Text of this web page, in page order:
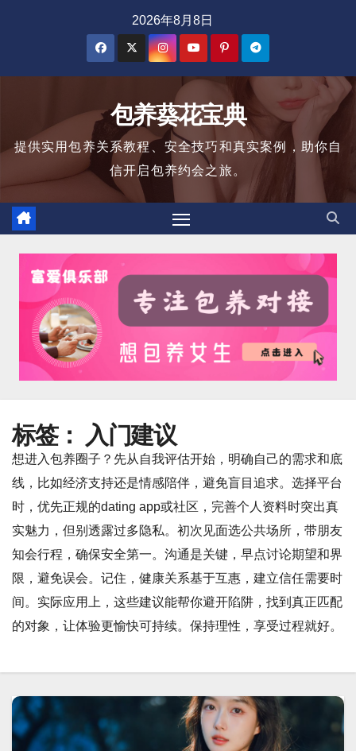
2026年8月8日
包养葵花宝典
提供实用包养关系教程、安全技巧和真实案例，助你自
信开启包养约会之旅。
标签： 入门建议
想进入包养圈子？先从自我评估开始，明确自己的需求和底
线，比如经济支持还是情感陪伴，避免盲目追求。选择平台
时，优先正规的dating app或社区，完善个人资料时突出真
实魅力，但别透露过多隐私。初次见面选公共场所，带朋友
知会行程，确保安全第一。沟通是关键，早点讨论期望和界
限，避免误会。记住，健康关系基于互惠，建立信任需要时
间。实际应用上，这些建议能帮你避开陷阱，找到真正匹配
的对象，让体验更愉快可持续。保持理性，享受过程就好。